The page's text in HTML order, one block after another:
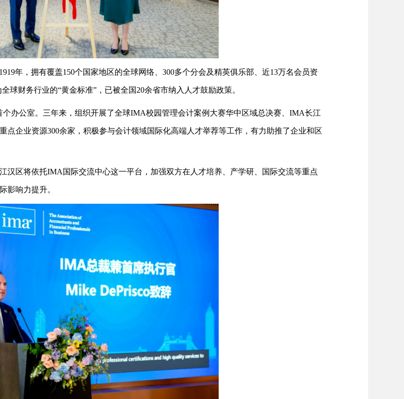
年，拥有覆盖150个国家地区的全球网络、300多个分会及精英俱乐部、近13万名会员资
球财务行业的“黄金标准”，已被全国20余省市纳入人才鼓励政策。
办公室。三年来，组织开展了全球IMA校园管理会计案例大赛华中区域总决赛、IMA长江
点企业资源300余家，积极参与会计领域国际化高端人才举荐等工作，有力助推了企业和区
汉区将依托IMA国际交流中心这一平台，加强双方在人才培养、产学研、国际交流等重点
影响力提升。